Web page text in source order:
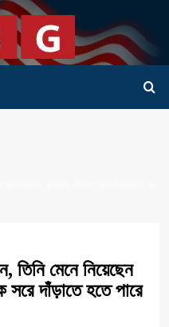
তিনি মেনে নিয়েছেন
সরে দাঁড়াতে হতে পারে